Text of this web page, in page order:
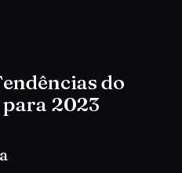
do
2023